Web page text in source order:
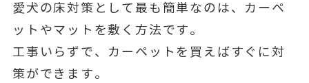
愛犬の床対策として最も簡単なのは、カーペ
ットやマットを敷く方法です。
工事いらずで、カーペットを買えばすぐに対
策ができます。